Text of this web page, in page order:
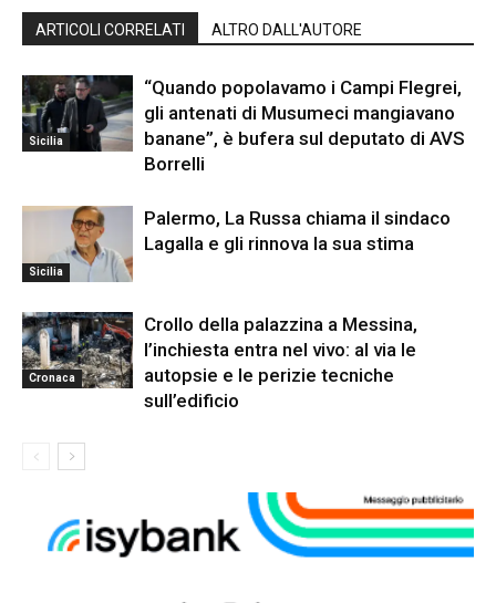
ARTICOLI CORRELATI ALTRO DALL'AUTORE
Sicilia
“Quando popolavamo i Campi Flegrei,
gli antenati di Musumeci mangiavano
banane”, è bufera sul deputato di AVS
Borrelli
Sicilia
Palermo, La Russa chiama il sindaco
Lagalla e gli rinnova la sua stima
Cronaca
Crollo della palazzina a Messina,
l’inchiesta entra nel vivo: al via le
autopsie e le perizie tecniche
sull’edificio